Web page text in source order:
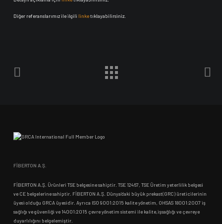
Diğer referanslarımız ile ilgili linketıklayabilirsiniz.
FİBERTON A.Ş.
FİBERTON A.Ş. Ürünleri TSE belgesine sahiptir. TSE 12467, TSE Üretim yeterlilik belgesi
ve CE belgelerine sahiptir. FİBERTON A.Ş. Dünya’daki büyük prekast(GRC) üreticilerinin
üyesi olduğu GRCA üyesidir. Ayrıca ISO 9001:2015 kalite yönetim, OHSAS 18001:2007 iş
sağlığı ve güvenliği ve 14001:2015 çevre yönetim sistemi ile kalite,işsağlığı ve çevreye
duyarlılığını belgelemiştir.